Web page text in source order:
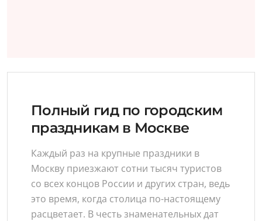
Полный гид по городским
праздникам в Москве
Каждый раз на крупные праздники в
Москву приезжают сотни тысяч туристов
со всех концов России и других стран, ведь
это время, когда столица по-настоящему
расцветает. В честь знаменательных дат